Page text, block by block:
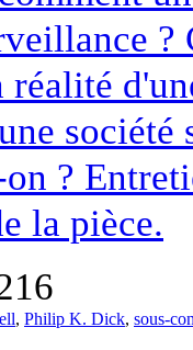
?
?
la pièce.
, Philip K. Dick, sous-